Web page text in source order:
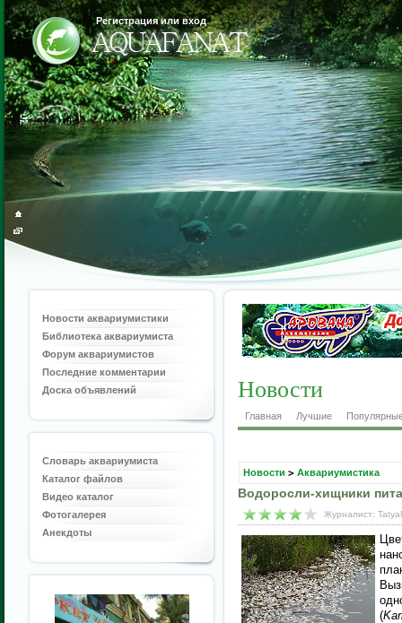
Регистрация или вход
Новости аквариумистики
Библиотека аквариумиста
Форум аквариумистов
Последние комментарии
Доска объявлений
Словарь аквариумиста
Каталог файлов
Видео каталог
Фотогалерея
Анекдоты
Новости
Главная Лучшие
Новости > Аквариумистика
Водоросли-хищники
Журналист:
(